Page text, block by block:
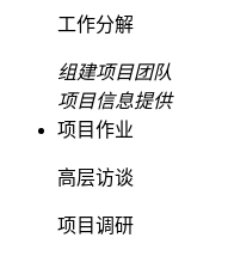
工作分解
组建项目团队
项目信息提供
项目作业
高层访谈
项目调研